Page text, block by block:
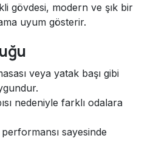
gövdesi, modern ve şık bir
uyum gösterir.
veya yatak başı gibi
nedeniyle farklı odalara
sayesinde